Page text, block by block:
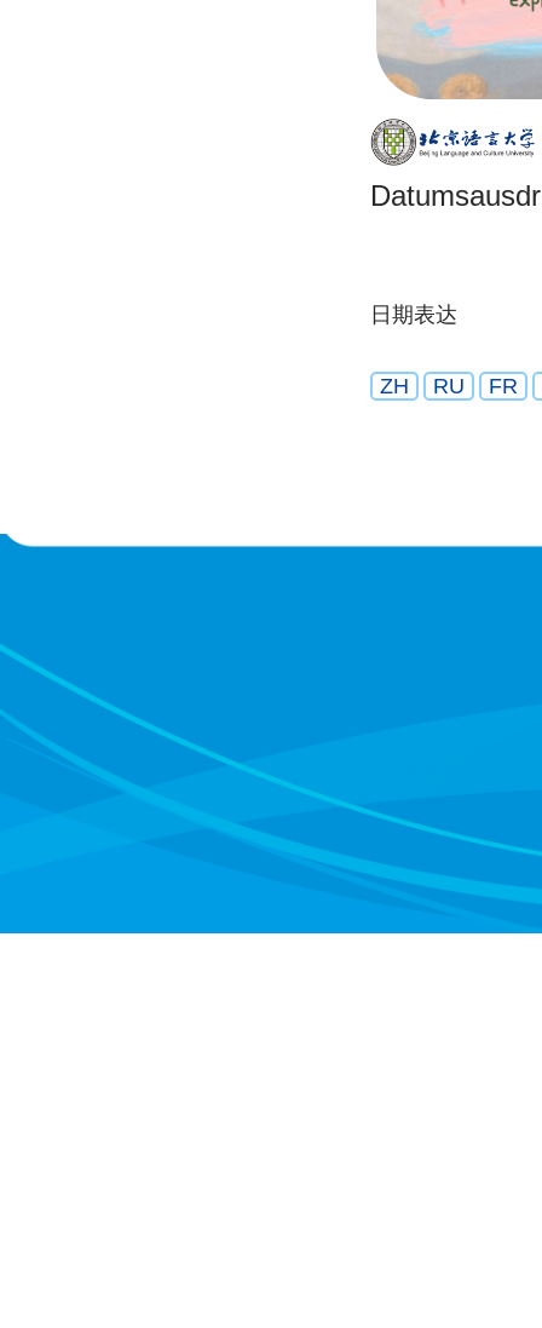
日期表达
ZH RU FR